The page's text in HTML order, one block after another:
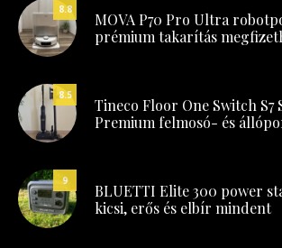
8.8
MOVA P70 Pro Ultra
prémium takarítás
8.5
Tineco Floor One Switch S7
Premium felmosó- és
9
BLUETTI Elite 300 power
kicsi, erős és elbír mindent